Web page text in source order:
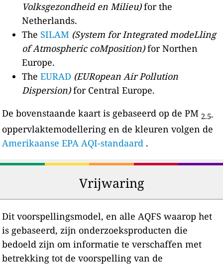
Volksgezondheid en Milieu)for the
Netherlands.
The SILAM (System for Integrated modeLling
of Atmospheric coMposition)for Northen
Europe.
TheEURAD (EURopean Air Pollution
Dispersion)for Central Europe.
De bovenstaande kaart is gebaseerd op de PM 2.5-
oppervlaktemodellering en de kleuren volgen de
Amerikaanse EPA AQI-standaard .
Vrijwaring
Dit voorspellingsmodel, en alle AQFS waarop het
is gebaseerd, zijn onderzoeksproducten die
bedoeld zijn om informatie te verschaffen met
betrekking tot de voorspelling van de